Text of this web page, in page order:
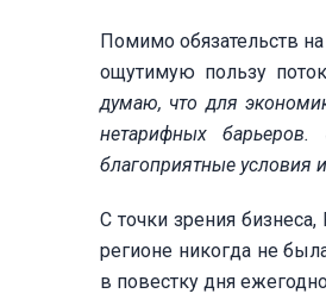
Помимо обязательств
ощутимую пользу
думаю, что для
нетарифных
благоприятные условия
С точки зрения
регионе никогда не
в повестку дня